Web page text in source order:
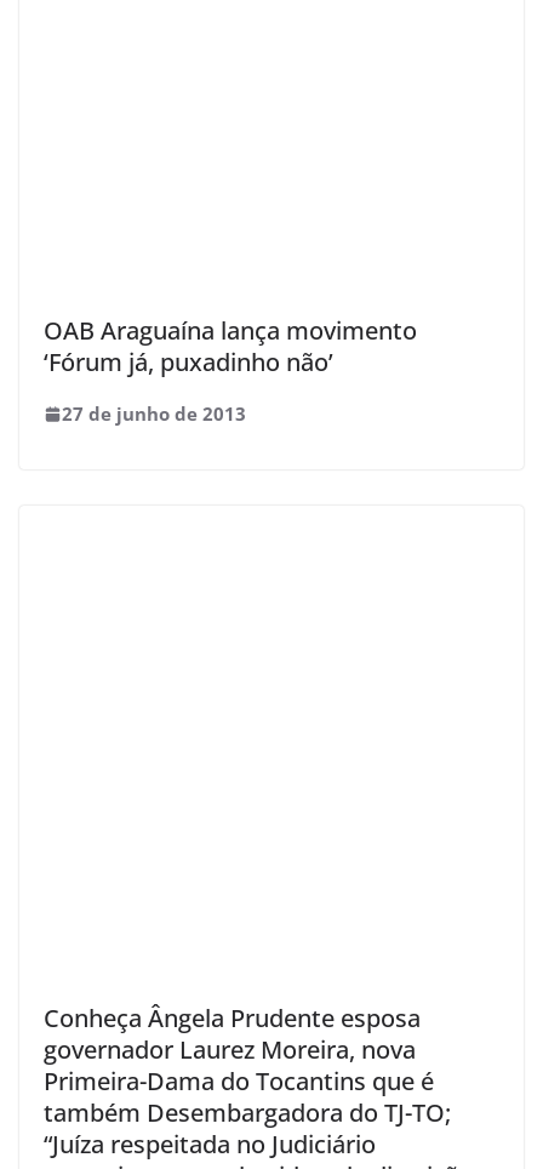
OAB Araguaína lança movimento
‘Fórum já, puxadinho não’
27 de junho de 2013
Conheça Ângela Prudente esposa
governador Laurez Moreira, nova
Primeira-Dama do Tocantins que é
também Desembargadora do TJ-TO;
“Juíza respeitada no Judiciário